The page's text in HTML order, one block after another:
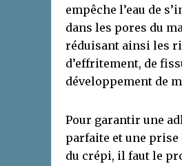
empêche l’eau de
dans les pores du
réduisant ainsi les
d’effritement, de
développement de
Pour garantir une
parfaite et une
du crépi, il faut le